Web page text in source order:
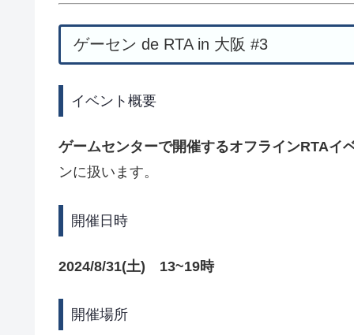
ゲーセン de RTA in 大阪 #3
イベント概要
ゲームセンターで開催するオフラインRTAイ
ンに扱います。
開催日時
2024/8/31(土) 13~19時
開催場所